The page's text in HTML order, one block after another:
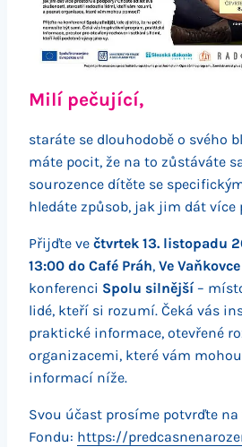
Milí pečující,
staráte se dlouhodobě o svého
máte pocit, že na to zůstáváte
sourozence dítěte se
hledáte způsob, jak jim dát více
Přijďte ve čtvrtek 13. listopadu
13:00 do Café Práh, Ve
konferenci Spolu silnější–
lidé, kteří si rozumí. Čeká vás
praktické informace, otevřené
organizacemi, které vám
informací níže.
Svou účast prosíme potvrďte
Fondu: https://